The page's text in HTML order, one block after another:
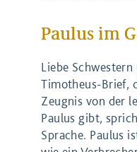
Paulus im
Liebe
Timotheus-Brief,
Zeugnis von der
Paulus gibt,
Sprache. Paulus